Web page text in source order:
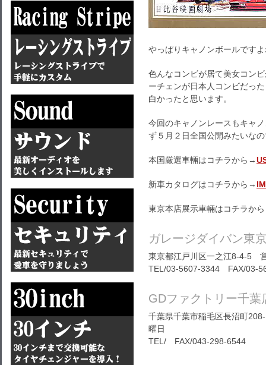
やっぱりキャノンボールです
色んなコンビが居て美女コン
ーチェンが日本人コンビだっ
白かったと思います。
今回のキャノンレースもキャ
ず５月２日全国公開みたいな
本国厳選車輛はコチラから→
新車カタログはコチラから→
東京本店展示車輛はコチラか
ガレージダイバン東
東京都江戸川区一之江8-4-5
TEL/03-5607-3344 FAX/03-
GDファクトリー千葉
千葉県千葉市稲毛区長沼町
曜日
TEL/ FAX/043-298-6544